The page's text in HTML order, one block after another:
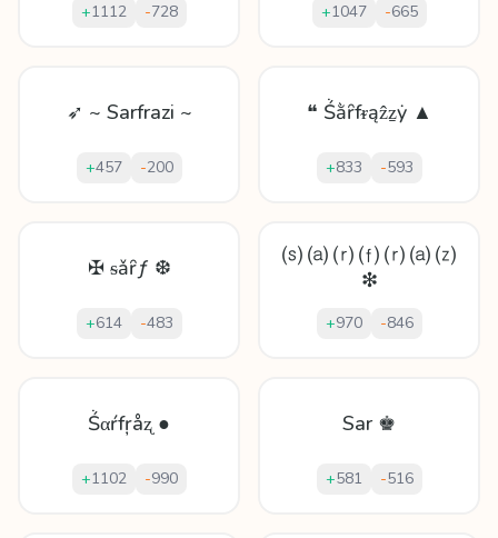
+1112 -728 +1047 -665
➶ ~ Sarfrazi ~
+457 -200
❝ Ṥằȓfᵲąẑẕẏ ▲
+833 -593
✠ ᵴǎȓƒ ❆
+614 -483
⒮ ⒜ ⒭ ⒡ ⒭ ⒜ ⒵
❇
+970 -846
Ṥαŕfŗåʐ ●
+1102 -990
Sar ♚
+581 -516